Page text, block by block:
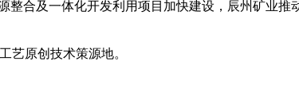
合及一体化开发利用项目加快建设，辰州矿业推
原创技术策源地。